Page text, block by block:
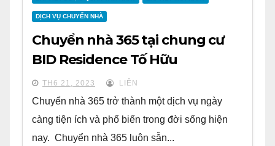
DỊCH VỤ CHUYỂN NHÀ
Chuyển nhà 365 tại chung cư
BID Residence Tố Hữu
TH6 21, 2023 LIÊN
Chuyển nhà 365 trở thành một dịch vụ ngày
càng tiện ích và phổ biến trong đời sống hiện
nay. Chuyển nhà 365 luôn sẵn...